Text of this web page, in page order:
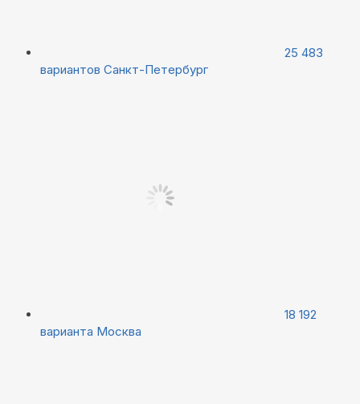
25 483
вариантов Санкт-Петербург
18 192
варианта Москва